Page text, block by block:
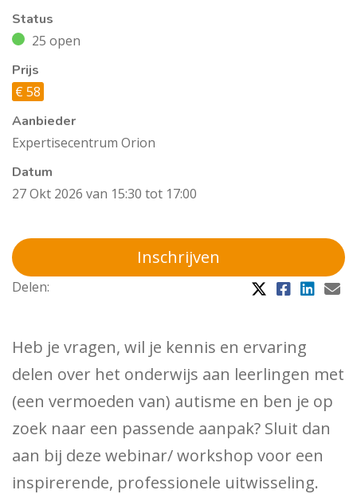
Status
25 open
Prijs
€ 58
Aanbieder
Expertisecentrum Orion
Datum
27 Okt 2026 van 15:30 tot 17:00
Inschrijven
Delen:
Heb je vragen, wil je kennis en ervaring
delen over het onderwijs aan leerlingen met
(een vermoeden van) autisme en ben je op
zoek naar een passende aanpak? Sluit dan
aan bij deze webinar/ workshop voor een
inspirerende, professionele uitwisseling.